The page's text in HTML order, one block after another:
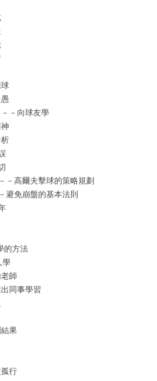
球
－向球友學
－高爾夫擊球的策略規劃
避免崩盤的基本法則
的方法
師
同事學習
果
行